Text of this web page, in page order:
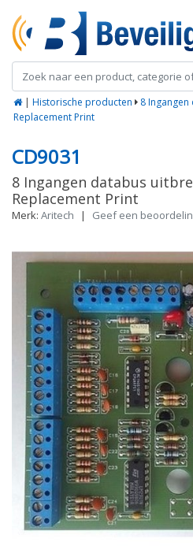
| Historische producten
8
Replacement Print
CD9031
8 Ingangen databus
Replacement Print
Merk: Aritech | Geef een